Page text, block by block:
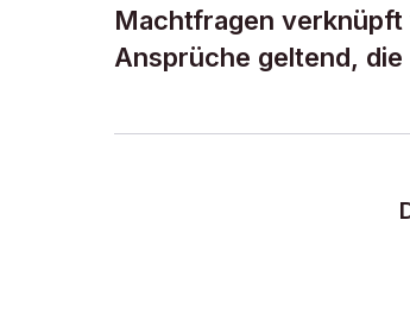
Machtfragen verknüpft
Ansprüche geltend,